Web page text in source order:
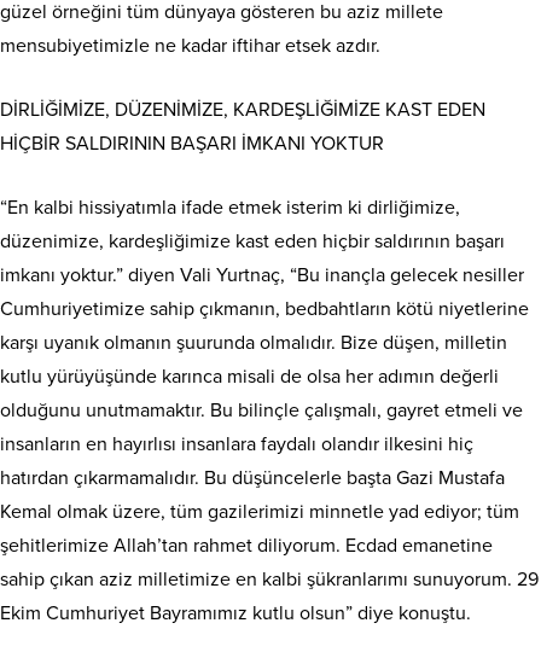
güzel örneğini tüm dünyaya gösteren bu aziz millete
mensubiyetimizle ne kadar iftihar etsek azdır.
DİRLİĞİMİZE, DÜZENİMİZE, KARDEŞLİĞİMİZE KAST EDEN
HİÇBİR SALDIRININ BAŞARI İMKANI YOKTUR
“En kalbi hissiyatımla ifade etmek isterim ki dirliğimize,
düzenimize, kardeşliğimize kast eden hiçbir saldırının başarı
imkanı yoktur.” diyen Vali Yurtnaç, “Bu inançla gelecek nesiller
Cumhuriyetimize sahip çıkmanın, bedbahtların kötü niyetlerine
karşı uyanık olmanın şuurunda olmalıdır. Bize düşen, milletin
kutlu yürüyüşünde karınca misali de olsa her adımın değerli
olduğunu unutmamaktır. Bu bilinçle çalışmalı, gayret etmeli ve
insanların en hayırlısı insanlara faydalı olandır ilkesini hiç
hatırdan çıkarmamalıdır. Bu düşüncelerle başta Gazi Mustafa
Kemal olmak üzere, tüm gazilerimizi minnetle yad ediyor; tüm
şehitlerimize Allah’tan rahmet diliyorum. Ecdad emanetine
sahip çıkan aziz milletimize en kalbi şükranlarımı sunuyorum. 29
Ekim Cumhuriyet Bayramımız kutlu olsun” diye konuştu.